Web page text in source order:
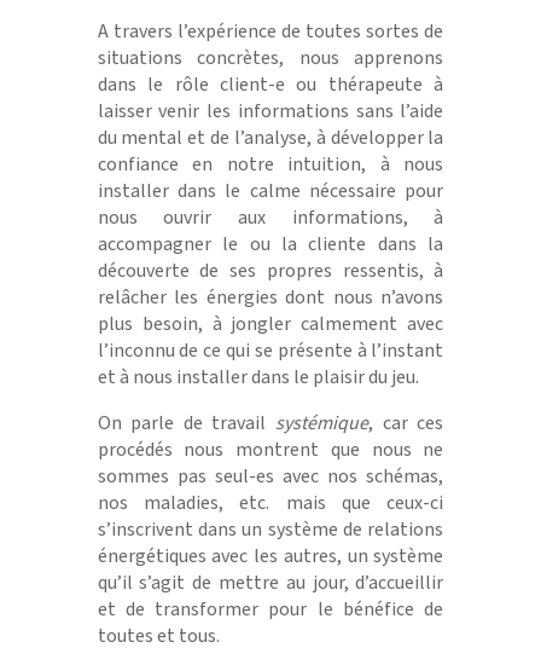
A travers l’expérience de toutes sortes de
situations concrètes, nous apprenons
dans le rôle client-e ou thérapeute à
laisser venir les informations sans l’aide
du mental et de l’analyse, à développer la
confiance en notre intuition, à nous
installer dans le calme nécessaire pour
nous ouvrir aux informations, à
accompagner le ou la cliente dans la
découverte de ses propres ressentis, à
relâcher les énergies dont nous n’avons
plus besoin, à jongler calmement avec
l’inconnu de ce qui se présente à l’instant
et à nous installer dans le plaisir du jeu.
On parle de travail systémique, car ces
procédés nous montrent que nous ne
sommes pas seul-es avec nos schémas,
nos maladies, etc. mais que ceux-ci
s’inscrivent dans un système de relations
énergétiques avec les autres, un système
qu’il s’agit de mettre au jour, d’accueillir
et de transformer pour le bénéfice de
toutes et tous.